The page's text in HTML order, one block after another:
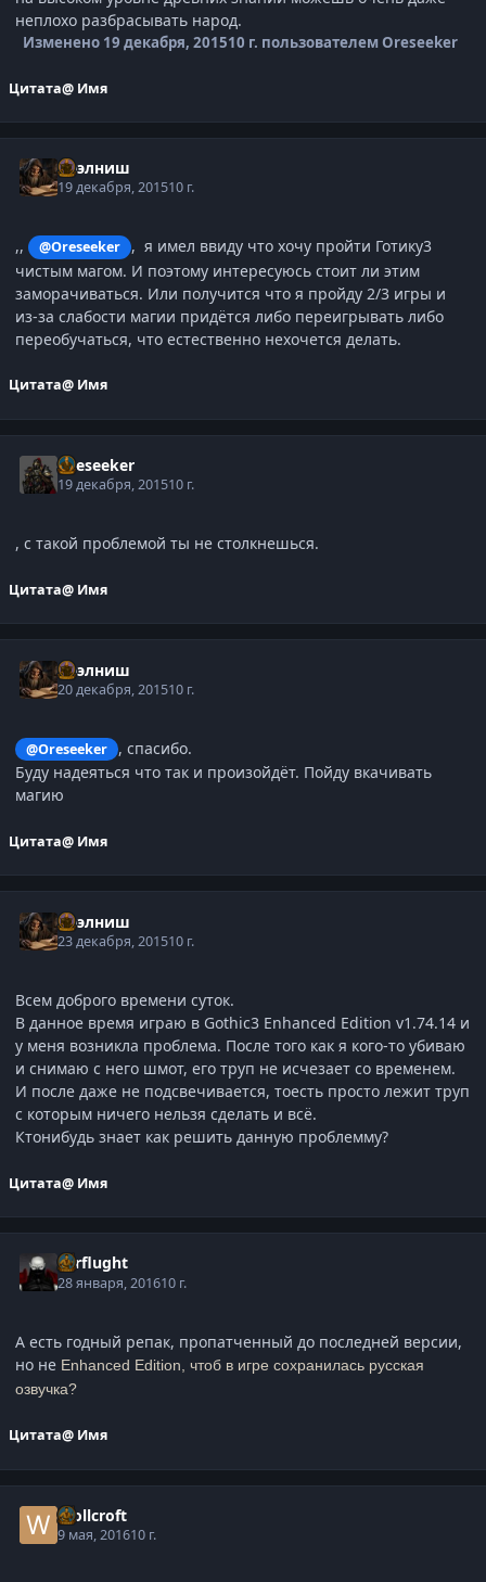
неплохо разбрасывать народ.
Изменено 19 декабря, 201510 г. пользователем Oreseeker
Цитата@ Имя
Нээлниш
19 декабря, 201510 г.
,, @Oreseeker
, я имел ввиду что хочу пройти Готику3
чистым магом. И поэтому интересуюсь стоит ли этим
заморачиваться. Или получится что я пройду 2/3 игры и
из-за слабости магии придётся либо переигрывать либо
переобучаться, что естественно нехочется делать.
Цитата@ Имя
Oreseeker
19 декабря, 201510 г.
, с такой проблемой ты не столкнешься.
Цитата@ Имя
Нээлниш
20 декабря, 201510 г.
@Oreseeker
, спасибо.
Буду надеяться что так и произойдёт. Пойду вкачивать
магию
Цитата@ Имя
Нээлниш
23 декабря, 201510 г.
Всем доброго времени суток.
В данное время играю в Gothic3 Enhanced Edition v1.74.14 и
у меня возникла проблема. После того как я кого-то убиваю
и снимаю с него шмот, его труп не исчезает со временем.
И после даже не подсвечивается, тоесть просто лежит труп
с которым ничего нельзя сделать и всё.
Ктонибудь знает как решить данную проблемму?
Цитата@ Имя
verflught
28 января, 201610 г.
А есть годный репак, пропатченный до последней версии,
но не Enhanced Edition, чтоб в игре сохранилась русская
озвучка?
Цитата@ Имя
Wollcroft
9 мая, 201610 г.